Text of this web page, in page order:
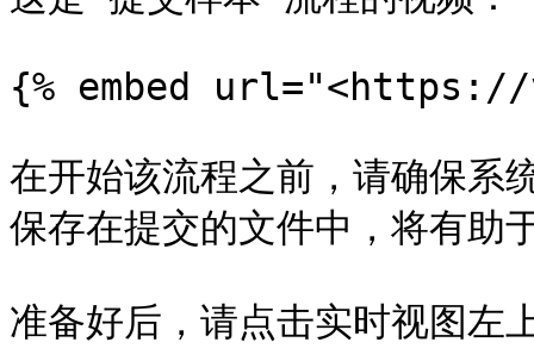
{% embed url="<https://
在开始该流程之前，请确保系
保存在提交的文件中，将有助
准备好后，请点击实时视图左